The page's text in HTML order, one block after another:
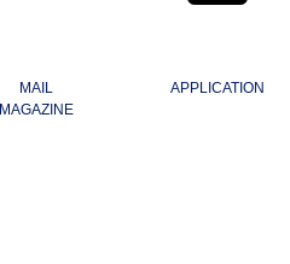
MAIL
MAGAZINE
APPLICATION